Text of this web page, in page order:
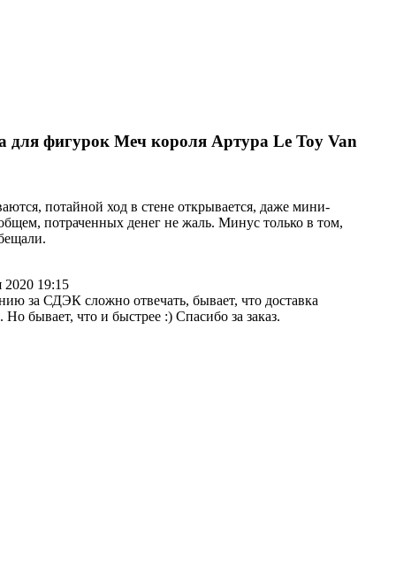
для фигурок Меч короля Артура Le Toy Van
потайной ход в стене открывается, даже мини-
потраченных денег не жаль. Минус только в том,
2020 19:15
за СДЭК сложно отвечать, бывает, что доставка
бывает, что и быстрее :) Спасибо за заказ.